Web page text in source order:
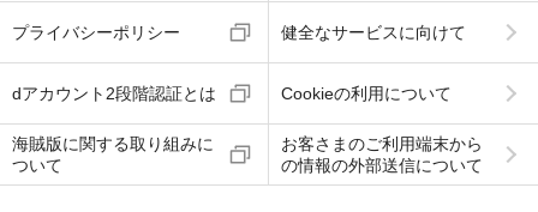
プライバシーポリシー 健全なサービスに向けて
dアカウント2段階認証とは Cookieの利用について
海賊版に関する取り組みに
ついて
お客さまのご利用端末から
の情報の外部送信について